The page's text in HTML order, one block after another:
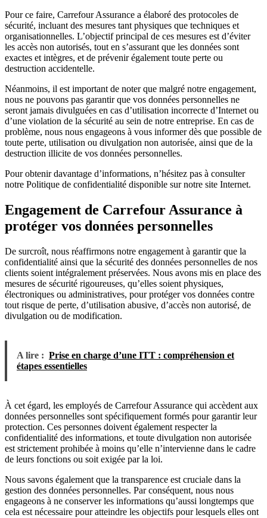
Pour ce faire, Carrefour Assurance a élaboré des protocoles de
sécurité, incluant des mesures tant physiques que techniques et
organisationnelles. L’objectif principal de ces mesures est d’éviter
les accès non autorisés, tout en s’assurant que les données sont
exactes et intègres, et de prévenir également toute perte ou
destruction accidentelle.
Néanmoins, il est important de noter que malgré notre engagement,
nous ne pouvons pas garantir que vos données personnelles ne
seront jamais divulguées en cas d’utilisation incorrecte d’Internet ou
d’une violation de la sécurité au sein de notre entreprise. En cas de
problème, nous nous engageons à vous informer dès que possible de
toute perte, utilisation ou divulgation non autorisée, ainsi que de la
destruction illicite de vos données personnelles.
Pour obtenir davantage d’informations, n’hésitez pas à consulter
notre Politique de confidentialité disponible sur notre site Internet.
Engagement de Carrefour Assurance à
protéger vos données personnelles
De surcroît, nous réaffirmons notre engagement à garantir que la
confidentialité ainsi que la sécurité des données personnelles de nos
clients soient intégralement préservées. Nous avons mis en place des
mesures de sécurité rigoureuses, qu’elles soient physiques,
électroniques ou administratives, pour protéger vos données contre
tout risque de perte, d’utilisation abusive, d’accès non autorisé, de
divulgation ou de modification.
A lire : Prise en charge d’une ITT : compréhension et
étapes essentielles
À cet égard, les employés de Carrefour Assurance qui accèdent aux
données personnelles sont spécifiquement formés pour garantir leur
protection. Ces personnes doivent également respecter la
confidentialité des informations, et toute divulgation non autorisée
est strictement prohibée à moins qu’elle n’intervienne dans le cadre
de leurs fonctions ou soit exigée par la loi.
Nous savons également que la transparence est cruciale dans la
gestion des données personnelles. Par conséquent, nous nous
engageons à ne conserver les informations qu’aussi longtemps que
cela est nécessaire pour atteindre les objectifs pour lesquels elles ont